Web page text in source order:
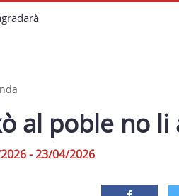
al poble no li
- 23/04/2026